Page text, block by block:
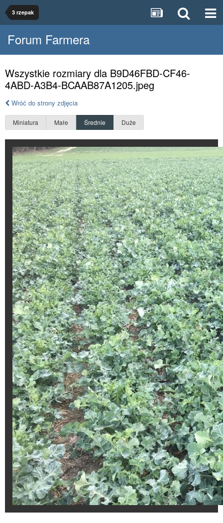
3 rzepak
Forum Farmera
Wszystkie rozmiary dla B9D46FBD-CF46-
4ABD-A3B4-BCAAB87A1205.jpeg
Wróć do strony zdjęcia
Miniatura Małe Średnie Duże